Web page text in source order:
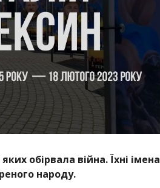
обірвала війна. Їхні імена
народу.